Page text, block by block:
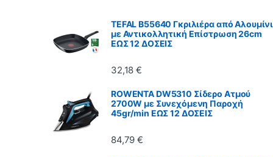
TEFAL B55640 Γκριλιέρα από
με Αντικολλητική Επίστρωση 26cm
ΕΩΣ 12 ΔΟΣΕΙΣ
32,18€
ROWENTA DW5310 Σίδερο Ατμού
2700W με Συνεχόμενη Παροχή
45gr/min ΕΩΣ 12 ΔΟΣΕΙΣ
84,79€